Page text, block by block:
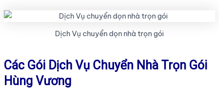
Dịch Vụ chuyển dọn nhà trọn gói
Các Gói Dịch Vụ Chuyển Nhà Trọn Gói
Hùng Vương